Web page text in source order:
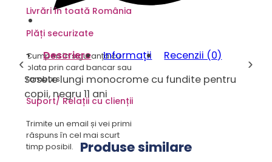
Livrări în toată România
Plăți securizate
Cumperi în siguranță cu
plata prin card bancar sau
ramburs.
Suport/ Relații cu clienții
Trimite un email și vei primi
răspuns în cel mai scurt
timp posibil.
‹ Descriere Informații
Recenzii (0)
Sosete lungi monocrome cu fundite pentru
copii, negru 11 ani
›
Produse similare